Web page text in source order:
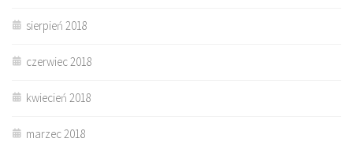
sierpień 2018
czerwiec 2018
kwiecień 2018
marzec 2018